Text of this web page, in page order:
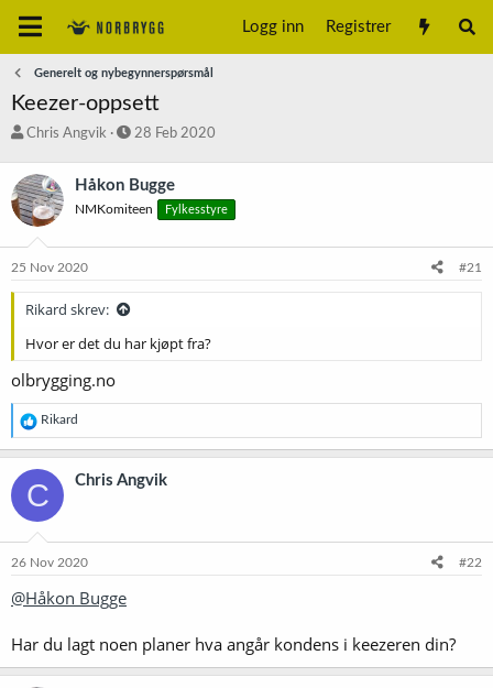
Logg inn Registrer
Generelt og nybegynnerspørsmål
Keezer-oppsett
T
å
d
s
a
t
e
Chris Angvik
S
r
t
a
o
28 Feb 2020
Håkon Bugge
NMKomiteen Fylkesstyre
25 Nov 2020 #21
Rikard skrev:
Hvor er det du har kjøpt fra?
olbrygging.no
R
e
a
k
s
j
o
e
:
Rikard
C Chris Angvik
26 Nov 2020 #22
@Håkon Bugge
Har du lagt noen planer hva angår kondens i keezeren din?